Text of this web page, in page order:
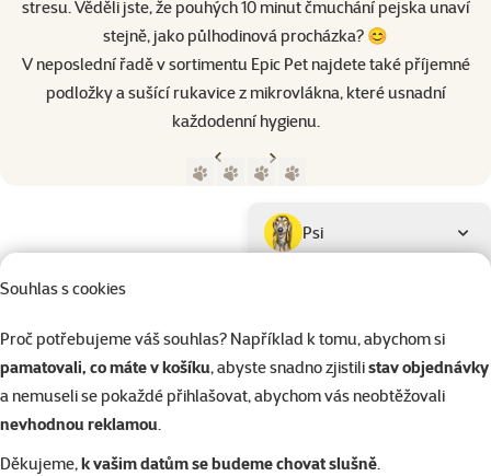
Souhlas s cookies
Proč potřebujeme váš souhlas? Například k tomu, abychom si
pamatovali, co máte v košíku, abyste snadno zjistilistav objednávky
a nemuseli se pokaždé přihlašovat, abychom vás neobtěžovali
nevhodnou reklamou.
Děkujeme,k vašim datům se budeme chovat slušně.
stresu. Věděli jste, že pouhých 10 minut čmuchání pejska unaví
stejně, jako půlhodinová procházka? 😊
V neposlední řadě v sortimentu Epic Pet najdete také příjemné
podložky a sušící rukavice z mikrovlákna, které usnadní
každodenní hygienu.
Předchozí stranaNásledující strana
Podkategorie
Psi
Drobní savci